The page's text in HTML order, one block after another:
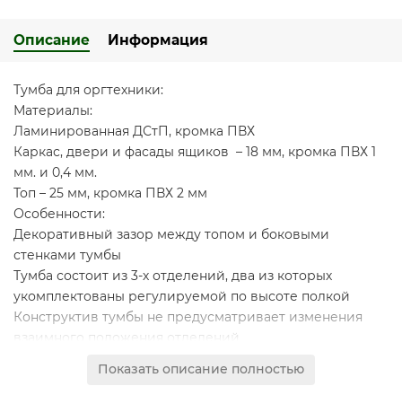
Описание Информация
Тумба для оргтехники:
Материалы:
Ламинированная ДСтП, кромка ПВХ
Каркас, двери и фасады ящиков – 18 мм, кромка ПВХ 1
мм. и 0,4 мм.
Топ – 25 мм, кромка ПВХ 2 мм
Особенности:
Декоративный зазор между топом и боковыми
стенками тумбы
Тумба состоит из 3-х отделений, два из которых
укомплектованы регулируемой по высоте полкой
Конструктив тумбы не предусматривает изменения
взаимного положения отделений
скрытые шариковые направляющие с системой
Показать описание полностью